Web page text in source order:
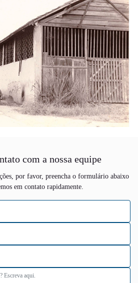
com a nossa equipe
por favor, preencha o formulário abaixo
em contato rapidamente.